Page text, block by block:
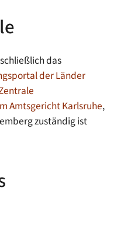
das
der Länder
Amtsgericht Karlsruhe,
zuständig ist